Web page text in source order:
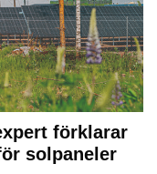
förklarar
solpaneler